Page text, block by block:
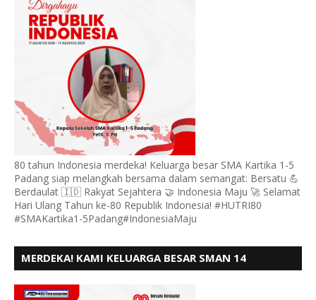
80 tahun Indonesia merdeka! Keluarga besar SMA Kartika 1-5
Padang siap melangkah bersama dalam semangat: Bersatu 💪
Berdaulat 🇮🇩 Rakyat Sejahtera 🤝 Indonesia Maju 🚀 Selamat
Hari Ulang Tahun ke-80 Republik Indonesia! #HUTRI80
#SMAKartika1-5Padang#IndonesiaMaju
MERDEKA! KAMI KELUARGA BESAR SMAN 14